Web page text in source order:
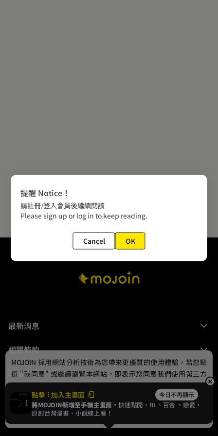
最新消息
相關條款
聯絡我們
© 2024 gamania Digital Entertainment Co., Ltd.
點擊 加入主畫面 今日不再顯示
將MOJOIN新增至手機主畫面，快速點開，BL、 百合 、戀愛，
原創台灣漫畫、小說線上看！
MOJOIN 採用網站分析技術為您帶來更優質的使用體驗，若您點
選 "我同意" 或繼續瀏覽本網站，即表示您同意我們使用第三方
Cookie，欲瞭解更多資訊請見隱私權政策。
我同意
提醒 Notice！
請註冊/登入會員後繼續閱讀
Please sign up or log in to keep reading.
Cancel OK